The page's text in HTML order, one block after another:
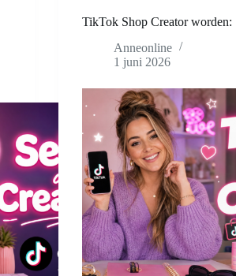
TikTok Shop Creator worden:
Anneonline
1 juni 2026